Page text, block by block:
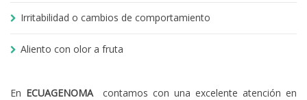
Irritabilidad o cambios de comportamiento
Aliento con olor a fruta
En ECUAGENOMA‍
contamos con una excelente atención en